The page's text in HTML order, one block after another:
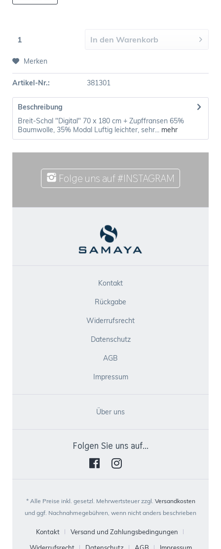
In den Warenkorb
Merken
Artikel-Nr.: 381301
Beschreibung
Breit-Schal "Digital" 70 x 180 cm + Zupffransen 65%
Baumwolle, 35% Modal Luftig leichter, sehr... mehr
Folge uns auf #INSTAGRAM
Kontakt
Rückgabe
Widerrufsrecht
Datenschutz
AGB
Impressum
Über uns
Folgen Sie uns auf...
* Alle Preise inkl. gesetzl. Mehrwertsteuer zzgl. Versandkosten
und ggf. Nachnahmegebühren, wenn nicht anders beschrieben
Kontakt
Versand und Zahlungsbedingungen